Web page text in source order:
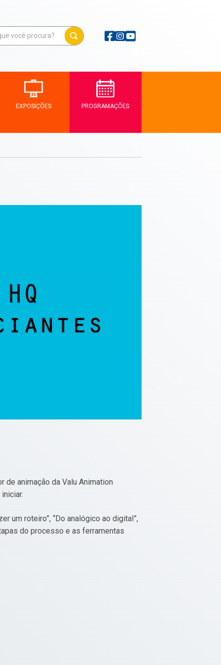
EXPOSIÇÕES PROGRAMAÇÕES
animação da Valu Animation
um roteiro”, “Do analógico ao digital”,
do processo e as ferramentas